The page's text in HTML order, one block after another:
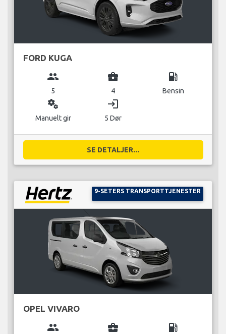
FORD KUGA
group
5
business_center
4
local_gas_station
Bensin
miscellaneous_services
Manuelt gir
login
5 Dør
SE DETALJER...
9-SETERS TRANSPORTTJENESTER
OPEL VIVARO
group business_center local_gas_station